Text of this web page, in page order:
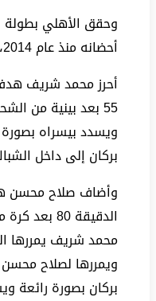
وحقق الأهلي بطولة
أحضانه منذ عام 2014، للمرة السابعة في تاريخه.
أحرز محمد شريف
55 بعد بينية من
ويسدد بيسراه
بركان إلى داخل
وأضاف صلاح محسن
الدقيقة
محمد شريف يمررها
ويمررها لصلاح
بركان بصورة رائعة